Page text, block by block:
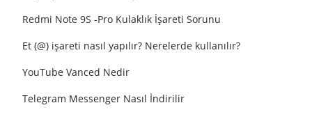
Redmi Note 9S -Pro Kulaklık İşareti Sorunu
Et (@) işareti nasıl yapılır? Nerelerde kullanılır?
YouTube Vanced Nedir
Telegram Messenger Nasıl İndirilir